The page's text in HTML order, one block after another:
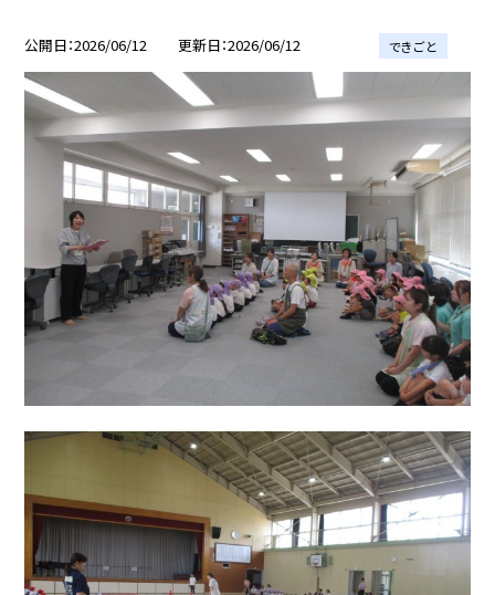
公開日 2026/06/12 更新日 2026/06/12 できごと